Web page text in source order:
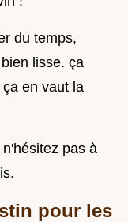
du temps,
lisse. ça
en vaut la
pas à
pour les